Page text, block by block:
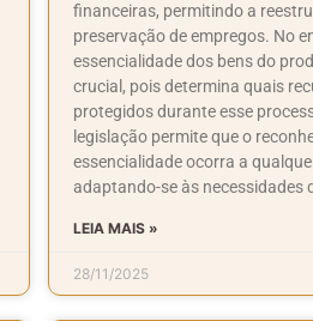
financeiras, permitindo a
preservação de empregos. No
essencialidade dos bens do
crucial, pois determina quais
protegidos durante esse
legislação permite que o
essencialidade ocorra a
adaptando-se às necessidades
LEIA MAIS »
28/11/2025